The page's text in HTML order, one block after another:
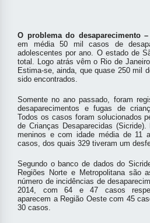
O problema do desaparecimento –
em média 50 mil casos de
adolescentes por ano. O estado de
total. Logo atrás vêm o Rio de
Estima-se, ainda, que quase 250 mil
sido encontrados.
Somente no ano passado, foram
desaparecimentos e fugas de
Todos os casos foram solucionados
de Crianças Desaparecidas
meninos e com idade média de 11
casos, dos quais 329 tiveram um
Segundo o banco de dados do
Regiões Norte e Metropolitana são
número de incidências de
2014, com 64 e 47 casos
aparecem a Região Oeste com 45
30 casos.